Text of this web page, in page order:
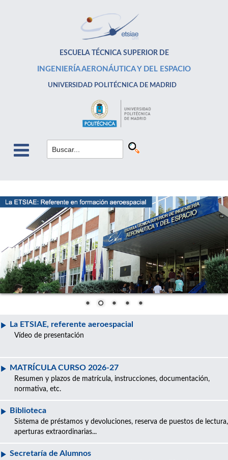
ESCUELA TÉCNICA SUPERIOR DE
INGENIERÍA AERONÁUTICA Y DEL ESPACIO
UNIVERSIDAD POLITÉCNICA DE MADRID
La ETSIAE, referente aeroespacial
Vídeo de presentación
MATRÍCULA CURSO 2026-27
Resumen y plazos de matrícula, instrucciones, documentación,
normativa, etc.
Biblioteca
Sistema de préstamos y devoluciones, reserva de puestos de lectura,
aperturas extraordinarias...
Secretaría de Alumnos